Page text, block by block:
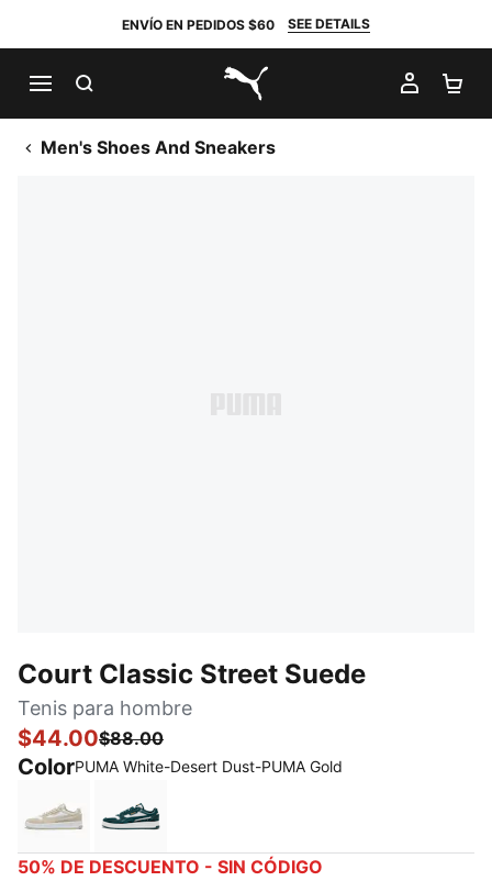
ENVÍO EN PEDIDOS $60 SEE DETAILS
PUMA.com
MI
Men's Shoes And Sneakers
Court Classic Street Suede
Tenis para hombre
$44.00$88.00
ColorPUMA White-Desert Dust-PUMA Gold
PUMA White-Desert Dust-PUMA Gold
PUMA White-Green Terrain
50% DE DESCUENTO - SIN CÓDIGO